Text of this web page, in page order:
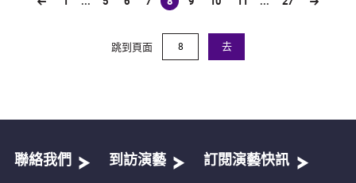
(current)
跳到頁面 去
聯絡我們 到訪演藝 訂閱演藝快訊